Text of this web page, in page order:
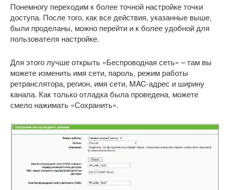
Понемногу переходим к более точной настройке точки
доступа. После того, как все действия, указанные выше,
были проделаны, можно перейти и к более удобной для
пользователя настройке.
Для этого лучше открыть «Беспроводная сеть» – там вы
можете изменить имя сети, пароль, режим работы
ретранслятора, регион, имя сети, MAC-адрес и ширину
канала. Как только отладка была проведена, можете
смело нажимать «Сохранить».